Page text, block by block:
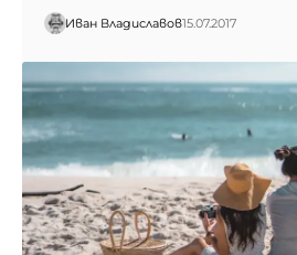
Иван Владиславов15.07.2017